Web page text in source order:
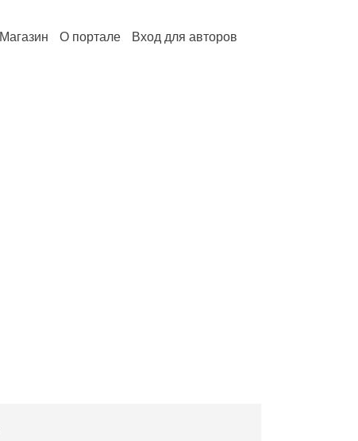
Магазин О портале Вход для авторов